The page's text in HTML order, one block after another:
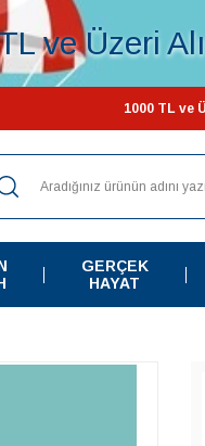
ve Üzeri
1000 TL ve
GERÇEK
HAYAT